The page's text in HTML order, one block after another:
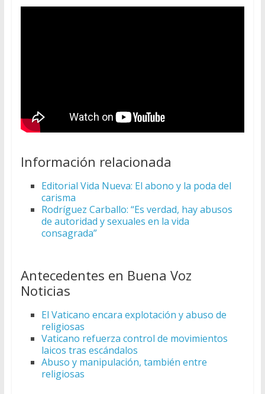
Información relacionada
Editorial Vida Nueva: El abono y la poda del
carisma
Rodríguez Carballo: “Es verdad, hay abusos
de autoridad y sexuales en la vida
consagrada”
Antecedentes en Buena Voz
Noticias
El Vaticano encara explotación y abuso de
religiosas
Vaticano refuerza control de movimientos
laicos tras escándalos
Abuso y manipulación, también entre
religiosas